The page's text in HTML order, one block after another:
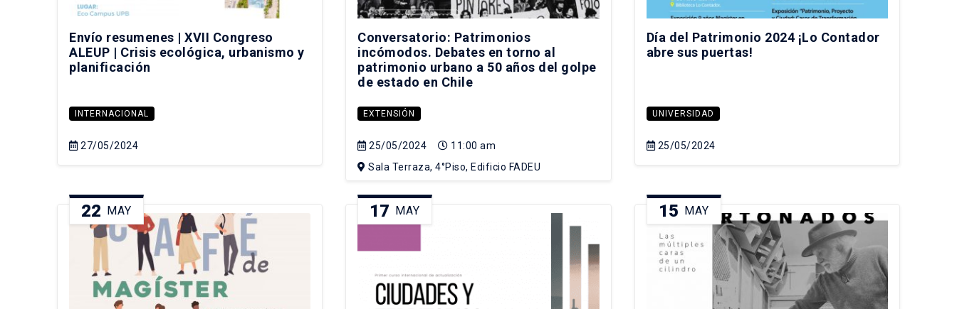
Envío resumenes | XVII Congreso
ALEUP | Crisis ecológica, urbanismo y
planificación
INTERNACIONAL
27/05/2024
Conversatorio: Patrimonios
incómodos. Debates en torno al
patrimonio urbano a 50 años del golpe
de estado en Chile
EXTENSIÓN
25/05/2024
11:00 am
Sala Terraza, 4°Piso, Edificio FADEU
Día del Patrimonio 2024 ¡Lo Contador
abre sus puertas!
UNIVERSIDAD
25/05/2024
22 MAY 17 MAY 15 MAY